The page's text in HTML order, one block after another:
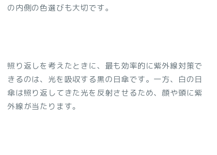
の内側の色選びも大切です。
照り返しを考えたときに、最も効率的に紫外線対策で
きるのは、光を吸収する黒の日傘です。一方、白の日
傘は照り返してきた光を反射させるため、顔や頭に紫
外線が当たります。